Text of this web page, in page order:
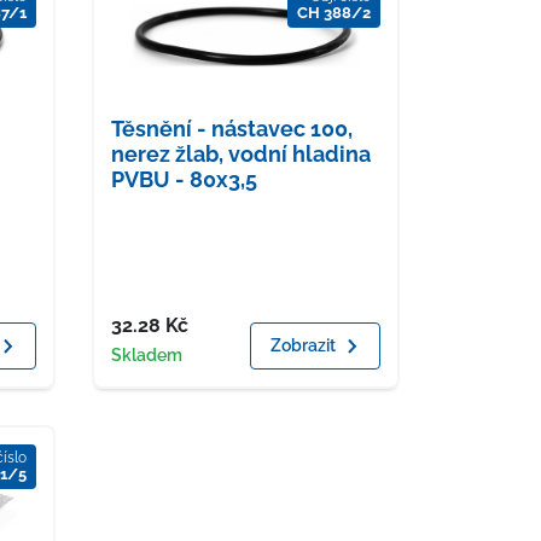
1 CH 388/2
Těsnění - nástavec 100,
nerez žlab, vodní hladina
PVBU - 80x3,5
Cena
32.28 Kč
Dostupnost
Skladem Zobrazit
5